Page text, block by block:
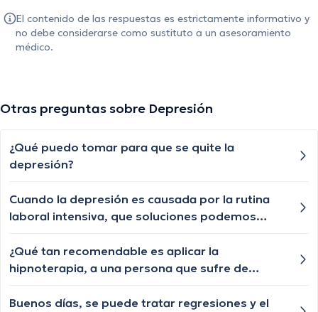
El contenido de las respuestas es estrictamente informativo y
no debe considerarse como sustituto a un asesoramiento
médico.
Otras preguntas sobre Depresión
¿Qué puedo tomar para que se quite la
depresión?
Cuando la depresión es causada por la rutina
laboral intensiva, que soluciones podemos
Cali pero no me supo explicar si debía dejar mi
trabajo o no nadamas me dijo que tenia que
¿Qué tan recomendable es aplicar la
hipnoterapia, a una persona que sufre de
Buenos días, se puede tratar regresiones y el